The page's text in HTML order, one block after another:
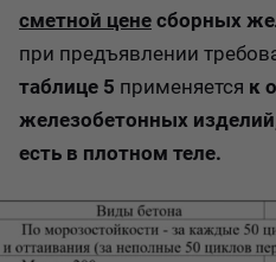
сметной цене сборных
при предъявлении
таблице 5 применяется к
железобетонных
есть в плотном теле.